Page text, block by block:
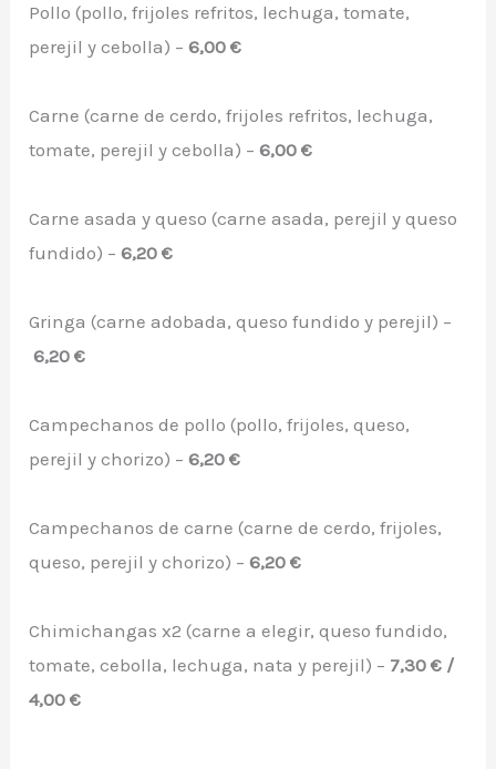
Pollo (pollo, frijoles refritos, lechuga, tomate,
perejil y cebolla) –6,00 €
Carne (carne de cerdo, frijoles refritos, lechuga,
tomate, perejil y cebolla) –6,00 €
Carne asada y queso (carne asada, perejil y queso
fundido) –6,20 €
Gringa (carne adobada, queso fundido y perejil) –
6,20 €
Campechanos de pollo (pollo, frijoles, queso,
perejil y chorizo) –6,20 €
Campechanos de carne (carne de cerdo, frijoles,
queso, perejil y chorizo) –6,20 €
Chimichangas x2 (carne a elegir, queso fundido,
tomate, cebolla, lechuga, nata y perejil) – 7,30 € /
4,00 €